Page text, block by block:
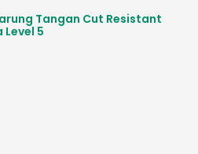
Tangan Cut Resistant
Level 5